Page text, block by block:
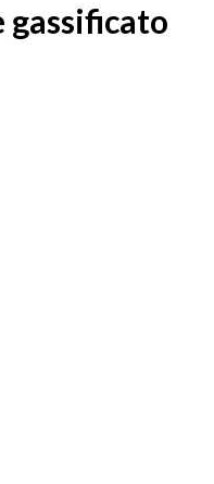
gassificato